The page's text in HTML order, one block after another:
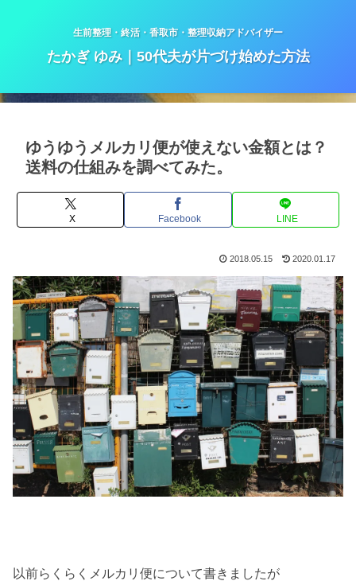
生前整理・終活・香取市・整理収納アドバイザー
たかぎ ゆみ｜50代夫が片づけ始めた方法
ゆうゆうメルカリ便が使えない金額とは？
送料の仕組みを調べてみた。
X Facebook LINE
2018.05.15 2020.01.17
以前らくらくメルカリ便について書きましたが